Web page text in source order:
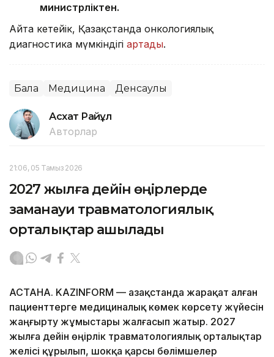
министрліктен.
Айта кетейік, Қазақстанда онкологиялық
диагностика мүмкіндігі артады.
Бала Медицина Денсаулық
Асхат Райқұл
Авторлар
21:06, 05 Тамыз 2026
2027 жылға дейін өңірлерде
заманауи травматологиялық
орталықтар ашылады
АСТАНА. KAZINFORM — Қазақстанда жарақат алған
пациенттерге медициналық көмек көрсету жүйесін
жаңғырту жұмыстары жалғасып жатыр. 2027
жылға дейін өңірлік травматологиялық орталықтар
желісі құрылып, шокқа қарсы бөлімшелер